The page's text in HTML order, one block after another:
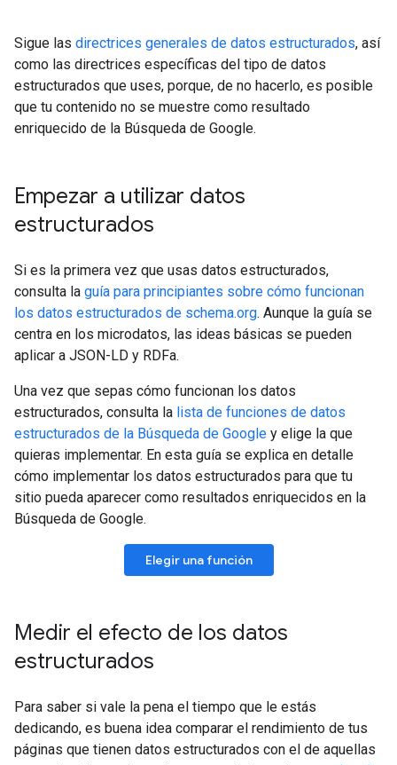
Sigue las directrices generales de datos estructurados, así
como las directrices específicas del tipo de datos
estructurados que uses, porque, de no hacerlo, es posible
que tu contenido no se muestre como resultado
enriquecido de la Búsqueda de Google.
Empezar a utilizar datos
estructurados
Si es la primera vez que usas datos estructurados,
consulta la guía para principiantes sobre cómo funcionan
los datos estructurados de schema.org. Aunque la guía se
centra en los microdatos, las ideas básicas se pueden
aplicar a JSON-LD y RDFa.
Una vez que sepas cómo funcionan los datos
estructurados, consulta la lista de funciones de datos
estructurados de la Búsqueda de Google y elige la que
quieras implementar. En esta guía se explica en detalle
cómo implementar los datos estructurados para que tu
sitio pueda aparecer como resultados enriquecidos en la
Búsqueda de Google.
Elegir una función
Medir el efecto de los datos
estructurados
Para saber si vale la pena el tiempo que le estás
dedicando, es buena idea comparar el rendimiento de tus
páginas que tienen datos estructurados con el de aquellas